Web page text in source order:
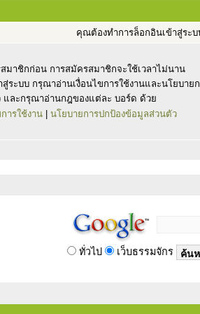
คุณต้องทำการล็อกอินเข้าสู่ระ
าชิกก่อน การสมัครสมาชิกจะใช้เวลาไม่นาน
ะบบ กรุณาอ่านเงื่อนไขการใช้งานและนโยบาย
และกรุณาอ่านกฎของแต่ละ บอร์ด ด้วย
ารใช้งาน
นโยบายการปกป้องข้อมูลส่วนตัว
ทั่วไป เว็บธรรมจักร